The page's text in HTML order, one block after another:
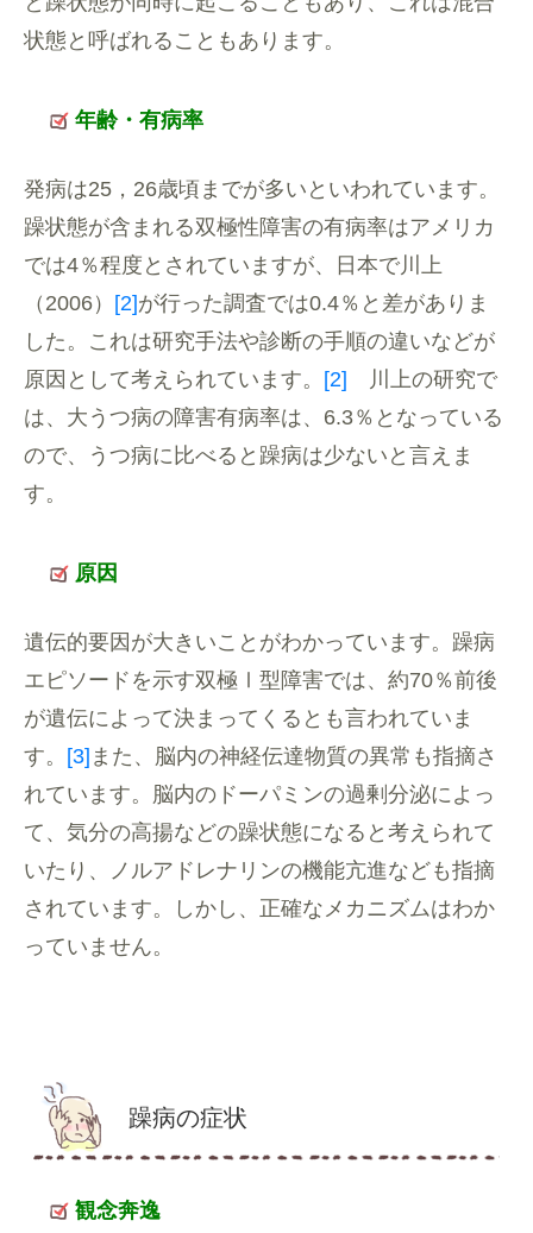
状態と呼ばれることもあります。
年齢・有病率
発病は25，26歳頃までが多いといわれています。
躁状態が含まれる双極性障害の有病率はアメリカ
では4％程度とされていますが、日本で川上
（2006） [2]が行った調査では0.4％と差がありま
した。これは研究手法や診断の手順の違いなどが
原因として考えられています。 [2] 川上の研究で
は、大うつ病の障害有病率は、6.3％となっている
ので、うつ病に比べると躁病は少ないと言えま
す。
原因
遺伝的要因が大きいことがわかっています。躁病
エピソードを示す双極Ⅰ型障害では、約70％前後
が遺伝によって決まってくるとも言われていま
す。 [3] また、脳内の神経伝達物質の異常も指摘さ
れています。脳内のドーパミンの過剰分泌によっ
て、気分の高揚などの躁状態になると考えられて
いたり、ノルアドレナリンの機能亢進なども指摘
されています。しかし、正確なメカニズムはわか
っていません。
躁病の症状
観念奔逸